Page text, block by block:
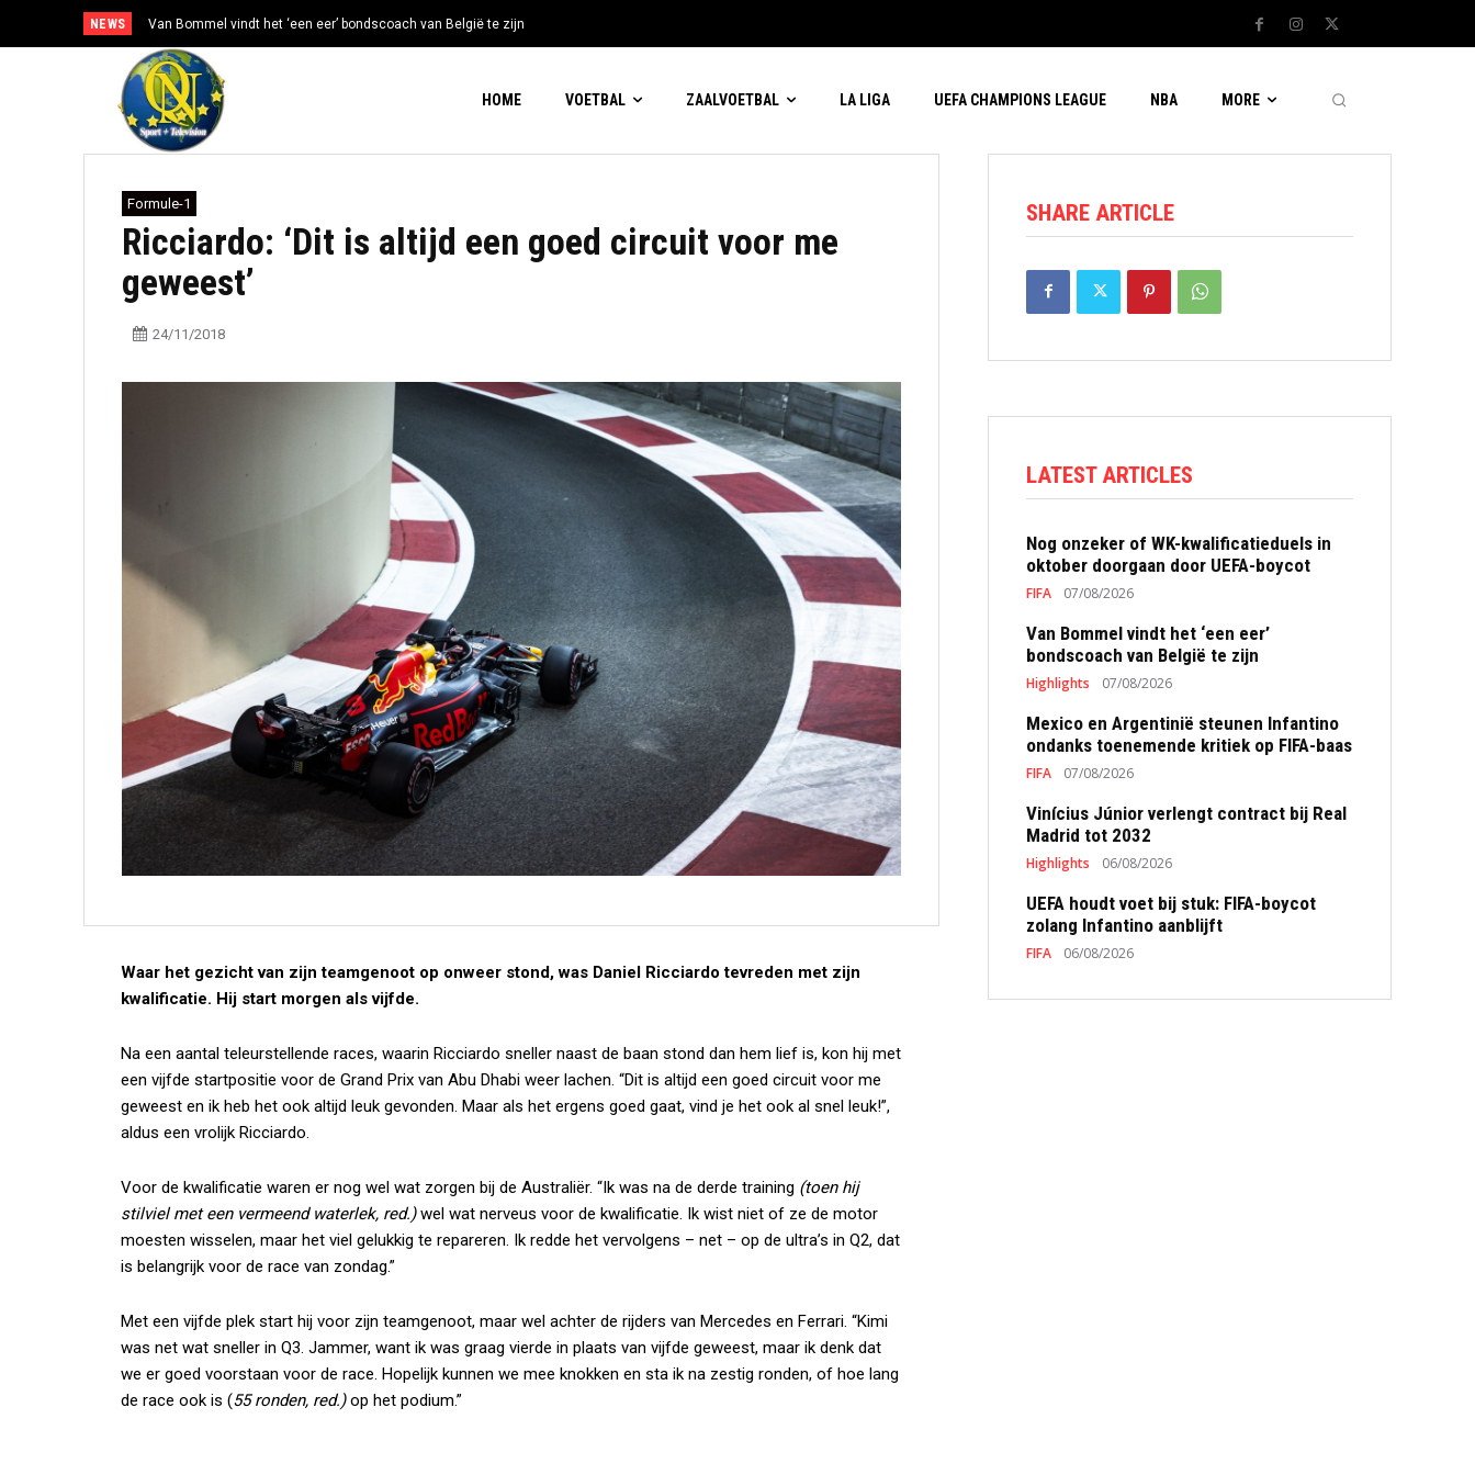
NEWS Van Bommel vindt het ‘een eer’ bondscoach van België te zijn
HOME VOETBAL ZAALVOETBAL LA LIGA UEFA CHAMPIONS LEAGUE NBA MORE
Formule-1
Ricciardo: ‘Dit is altijd een goed circuit voor me
geweest’
24/11/2018
Waar het gezicht van zijn teamgenoot op onweer stond, was Daniel Ricciardo tevreden met zijn
kwalificatie. Hij start morgen als vijfde.
Na een aantal teleurstellende races, waarin Ricciardo sneller naast de baan stond dan hem lief is, kon hij met
een vijfde startpositie voor de Grand Prix van Abu Dhabi weer lachen. “Dit is altijd een goed circuit voor me
geweest en ik heb het ook altijd leuk gevonden. Maar als het ergens goed gaat, vind je het ook al snel leuk!”,
aldus een vrolijk Ricciardo.
Voor de kwalificatie waren er nog wel wat zorgen bij de Australiër. “Ik was na de derde training (toen hij
stilviel met een vermeend waterlek, red.)wel wat nerveus voor de kwalificatie. Ik wist niet of ze de motor
moesten wisselen, maar het viel gelukkig te repareren. Ik redde het vervolgens – net – op de ultra’s in Q2, dat
is belangrijk voor de race van zondag.”
Met een vijfde plek start hij voor zijn teamgenoot, maar wel achter de rijders van Mercedes en Ferrari. “Kimi
was net wat sneller in Q3. Jammer, want ik was graag vierde in plaats van vijfde geweest, maar ik denk dat
we er goed voorstaan voor de race. Hopelijk kunnen we mee knokken en sta ik na zestig ronden, of hoe lang
de race ook is (55 ronden, red.)op het podium.”
SHARE ARTICLE
LATEST ARTICLES
Nog onzeker of WK-kwalificatieduels in
oktober doorgaan door UEFA-boycot
FIFA 07/08/2026
Van Bommel vindt het ‘een eer’
bondscoach van België te zijn
Highlights 07/08/2026
Mexico en Argentinië steunen Infantino
ondanks toenemende kritiek op FIFA-baas
FIFA 07/08/2026
Vinícius Júnior verlengt contract bij Real
Madrid tot 2032
Highlights 06/08/2026
UEFA houdt voet bij stuk: FIFA-boycot
zolang Infantino aanblijft
FIFA 06/08/2026